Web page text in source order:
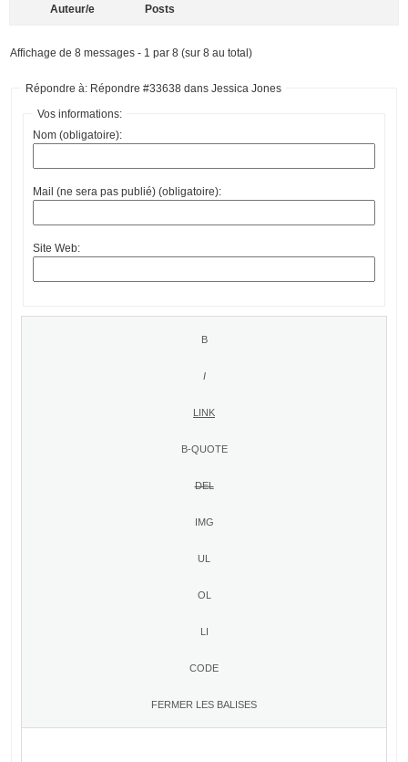
Auteur/e Posts
Affichage de 8 messages - 1 par 8 (sur 8 au total)
Répondre à: Répondre #33638 dans Jessica Jones
Vos informations:
Nom (obligatoire):
Mail (ne sera pas publié) (obligatoire):
Site Web: